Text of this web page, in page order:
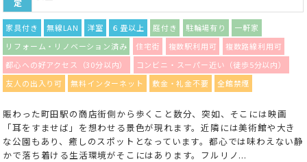
家具付き 無線LAN 洋室 ６畳以上 庭付き 駐輪場有り
一軒家
リフォーム・リノベーション済み
住宅街 複数駅利用可
複数路線利用可
都心への好アクセス（30分以内）
コンビニ・スーパー近い（徒歩5分以内）
友人の出入り可
無料インターネット 敷金・礼金不要 全館禁煙
賑わった町田駅の商店街側から歩くこと数分、突如、そこには映画
「耳をすませば」を想わせる景色が現れます。近隣には美術館や大き
な公園もあり、癒しのスポットとなっています。都心では味わえない静
かで落ち着ける生活環境がそこにはあります。フルリノ...